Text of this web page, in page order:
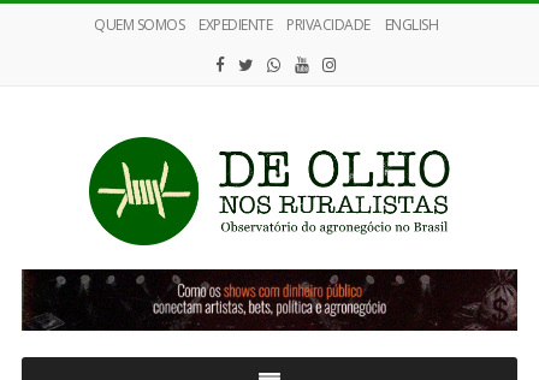
QUEM SOMOS EXPEDIENTE PRIVACIDADE ENGLISH
Olho
nos
Ruralistas